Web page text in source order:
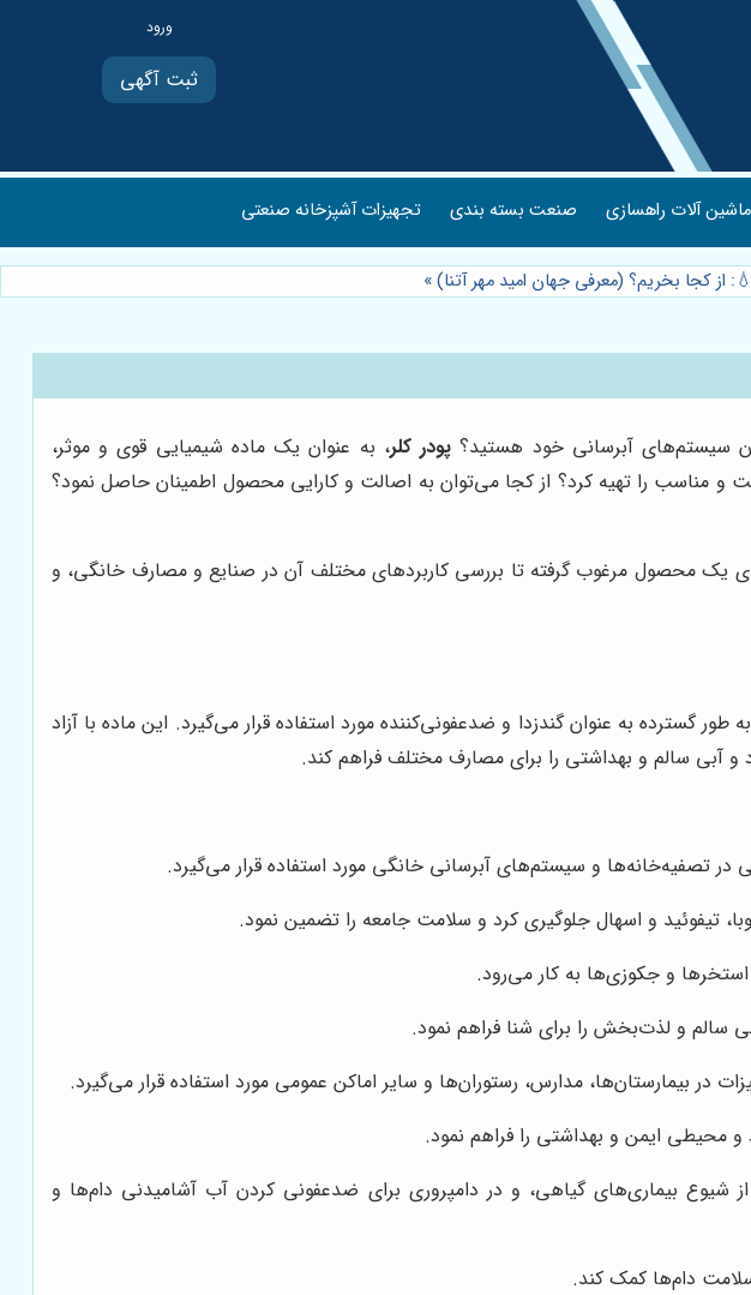
ثبت آگهی
ماشین آلات راهسازی صنعت بسته بندی تجهیزات آشپزخانه صنعتی
از کجا بخریم؟ (معرفی جهان امید مهر آتنا)»
سیستم‌های آبرسانی خود هستید؟ پودر کلر، به عنوان یک ماده شیمیایی قوی و موثر،
و مناسب را تهیه کرد؟ از کجا می‌توان به اصالت و کارایی محصول اطمینان حاصل نمود؟
یک محصول مرغوب گرفته تا بررسی کاربردهای مختلف آن در صنایع و مصارف خانگی، و
به عنوان گندزدا و ضدعفونی‌کننده مورد استفاده قرار می‌گیرد. این ماده با آزاد
و آبی سالم و بهداشتی را برای مصارف مختلف فراهم کند.
تصفیه‌خانه‌ها و سیستم‌های آبرسانی خانگی مورد استفاده قرار می‌گیرد.
تیفوئید و اسهال جلوگیری کرد و سلامت جامعه را تضمین نمود.
و جکوزی‌ها به کار می‌رود.
سالم و لذت‌بخش را برای شنا فراهم نمود.
در بیمارستان‌ها، مدارس، رستوران‌ها و سایر اماکن عمومی مورد استفاده قرار می‌گیرد.
و محیطی ایمن و بهداشتی را فراهم نمود.
شیوع بیماری‌های گیاهی، و در دامپروری برای ضدعفونی کردن آب آشامیدنی دام‌ها و
دام‌ها کمک کند.